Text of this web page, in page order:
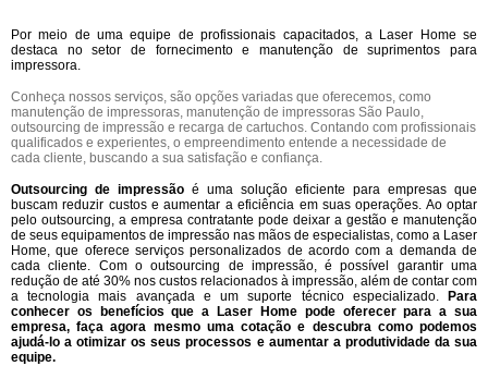
Por meio de uma equipe de profissionais capacitados, a Laser Home se
destaca no setor de fornecimento e manutenção de suprimentos para
impressora.
Conheça nossos serviços, são opções variadas que oferecemos, como
manutenção de impressoras, manutenção de impressoras São Paulo,
outsourcing de impressão e recarga de cartuchos. Contando com profissionais
qualificados e experientes, o empreendimento entende a necessidade de
cada cliente, buscando a sua satisfação e confiança.
Outsourcing de impressão é uma solução eficiente para empresas que
buscam reduzir custos e aumentar a eficiência em suas operações. Ao optar
pelo outsourcing, a empresa contratante pode deixar a gestão e manutenção
de seus equipamentos de impressão nas mãos de especialistas, como a Laser
Home, que oferece serviços personalizados de acordo com a demanda de
cada cliente. Com o outsourcing de impressão, é possível garantir uma
redução de até 30% nos custos relacionados à impressão, além de contar com
a tecnologia mais avançada e um suporte técnico especializado. Para
conhecer os benefícios que a Laser Home pode oferecer para a sua
empresa, faça agora mesmo uma cotação e descubra como podemos
ajudá-lo a otimizar os seus processos e aumentar a produtividade da sua
equipe.